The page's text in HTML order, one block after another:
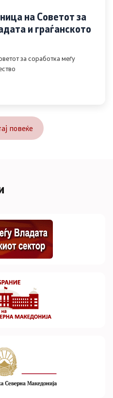
на Советот за
и граѓанското
за соработка меѓу
повеќе